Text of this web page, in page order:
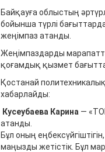
Байқауға облыстың
бойынша түрлі
жеңімпаз атанды.
Жеңімпаздарды
қоғамдық қызмет
Қостанай
хабарлайды:
Кусеубаева Карина —
атанды.
Бұл оның
маңызды жетістік. Бұл